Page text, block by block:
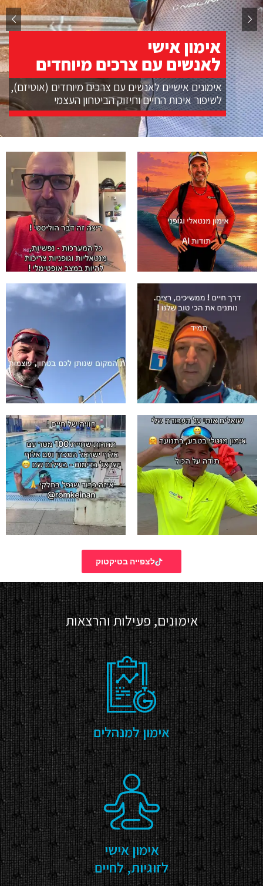
מאמן מנטאלי ומאמן ספורט וכושר,
לספורטאים, ריצות מרתון,
וטריאתלון
קבוצת ריצה בכפר סבא
אימוני שחייה בים
לצפייה בטיקטוק
אימונים, פעילות והרצאות
אימון למנהלים
אימון אישי
לזוגיות, לחיים